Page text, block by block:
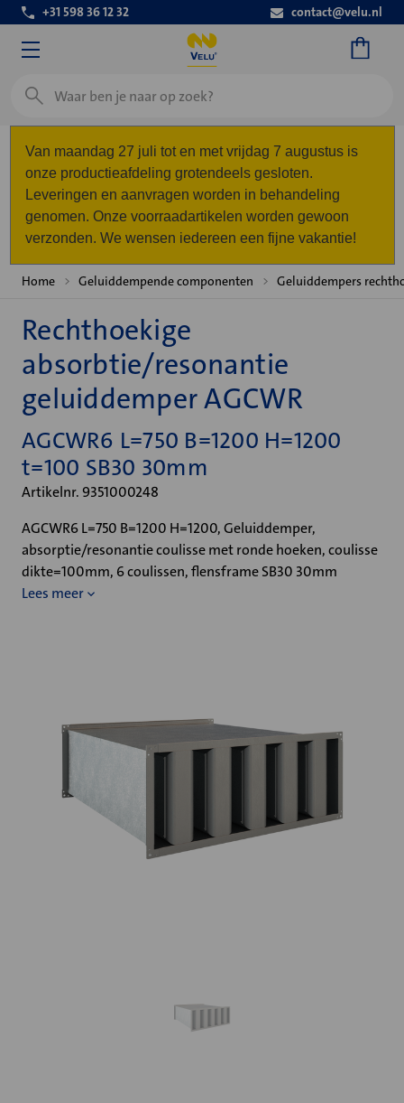
+31 598 36 12 32 contact@velu.nl
Zoeken
Van maandag 27 juli tot en met vrijdag 7 augustus is
onze productieafdeling grotendeels gesloten.
Leveringen en aanvragen worden in behandeling
genomen. Onze voorraadartikelen worden gewoon
verzonden. We wensen iedereen een fijne vakantie!
Home Geluiddempende componenten Geluiddempers
Rechthoekige
absorbtie/resonantie
geluiddemper AGCWR
AGCWR6 L=750 B=1200 H=1200
t=100 SB30 30mm
Artikelnr. 9351000248
AGCWR6 L=750 B=1200 H=1200, Geluiddemper,
absorptie/resonantie coulisse met ronde hoeken, coulisse
dikte=100mm, 6 coulissen, flensframe SB30 30mm
Lees meer